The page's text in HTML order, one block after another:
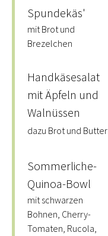
Spundekäs'
mit Brot und
Brezelchen
Handkäsesalat
mit Äpfeln und
Walnüssen
dazu Brot und Butter
Sommerliche-
Quinoa-Bowl
mit schwarzen
Bohnen, Cherry-
Tomaten, Rucola,